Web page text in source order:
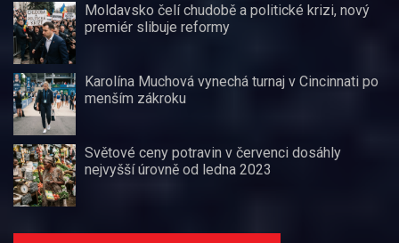
Moldavsko čelí chudobě a politické krizi, nový
premiér slibuje reformy
Karolína Muchová vynechá turnaj v Cincinnati po
menším zákroku
Světové ceny potravin v červenci dosáhly
nejvyšší úrovně od ledna 2023